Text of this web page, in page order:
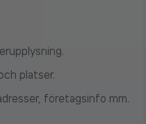
platser.
företagsinfo mm.